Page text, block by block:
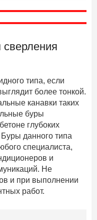
типа, если
более тонкой.
канавки таких
буры
глубоких
данного типа
специалиста,
и
Не
и при выполнении
работ.